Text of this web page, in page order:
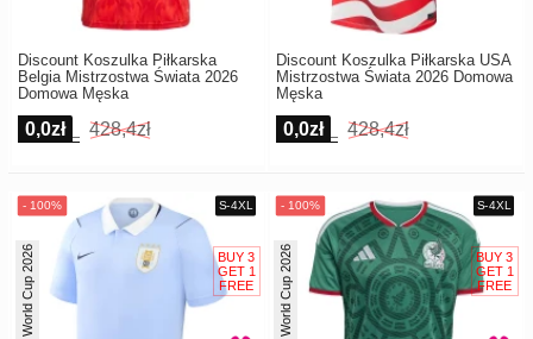
Damska
Discount Koszulka Piłkarska
Belgia Mistrzostwa Świata 2026
Domowa Męska
0,0zł 428,4zł
Discount Koszulka Piłkarska USA
Mistrzostwa Świata 2026 Domowa
Męska
0,0zł 428,4zł
World Cup 2026 World Cup 2026